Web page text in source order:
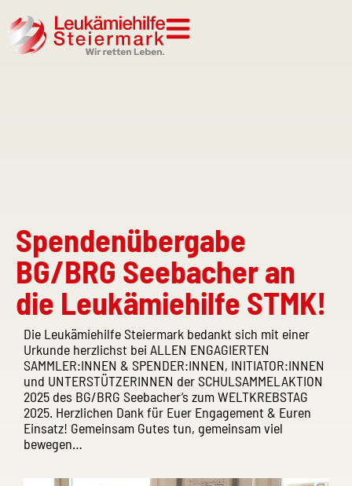
Spendenübergabe
BG/BRG Seebacher an
die Leukämiehilfe STMK!
Die Leukämiehilfe Steiermark bedankt sich mit einer
Urkunde herzlichst bei ALLEN ENGAGIERTEN
SAMMLER:INNEN & SPENDER:INNEN, INITIATOR:INNEN
und UNTERSTÜTZERINNEN der SCHULSAMMELAKTION
2025 des BG/BRG Seebacher’s zum WELTKREBSTAG
2025. Herzlichen Dank für Euer Engagement & Euren
Einsatz! Gemeinsam Gutes tun, gemeinsam viel
bewegen…